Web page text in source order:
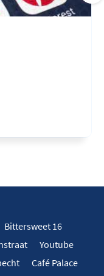
Bittersweet 16
Youtube
Café Palace